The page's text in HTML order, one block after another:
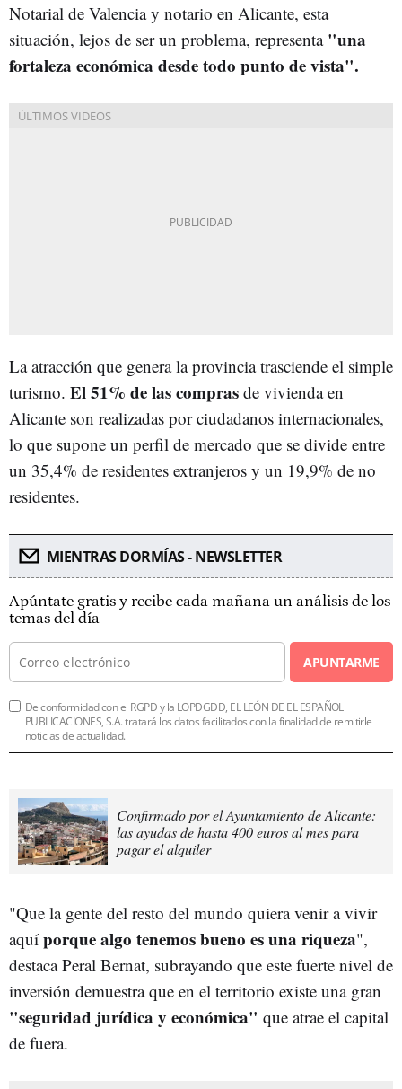
Notarial de Valencia y notario en Alicante, esta
situación, lejos de ser un problema, representa "una
fortaleza económica desde todo punto de vista".
La atracción que genera la provincia trasciende el simple
turismo. El 51% de las compras de vivienda en
Alicante son realizadas por ciudadanos internacionales,
lo que supone un perfil de mercado que se divide entre
un 35,4% de residentes extranjeros y un 19,9% de no
residentes.
MIENTRAS DORMÍAS - NEWSLETTER
Apúntate gratis y recibe cada mañana un análisis de los
temas del día
APUNTARME
De conformidad con el RGPD y la LOPDGDD, EL LEÓN DE EL ESPAÑOL
PUBLICACIONES, S.A. tratará los datos facilitados con la finalidad de remitirle
noticias de actualidad.
Confirmado por el Ayuntamiento de Alicante:
las ayudas de hasta 400 euros al mes para
pagar el alquiler
"Que la gente del resto del mundo quiera venir a vivir
aquíporque algo tenemos bueno es una riqueza",
destaca Peral Bernat, subrayando que este fuerte nivel de
inversión demuestra que en el territorio existe una gran
"seguridad jurídica y económica" que atrae el capital
de fuera.